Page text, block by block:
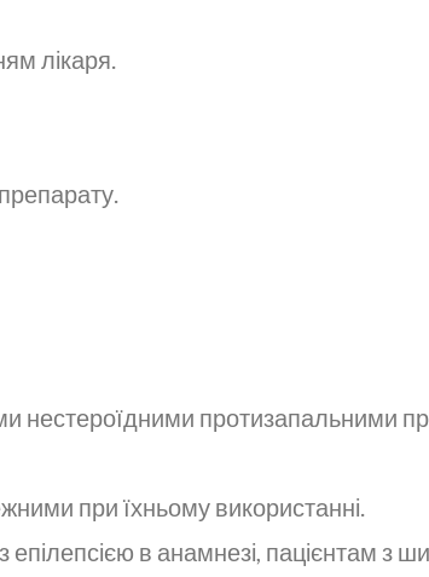
лікаря.
нестероїдними протизапальними
при їхньому використанні.
епілепсією в анамнезі, пацієнтам з